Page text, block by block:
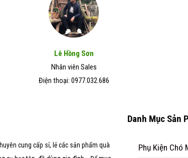
Lê Hồng Sơn
Nhân viên Sales
Điện thoại: 0977.032.686
cung cấp sỉ, lẻ các sản phẩm quà
Danh Mục Sản
Phụ Kiện Chó